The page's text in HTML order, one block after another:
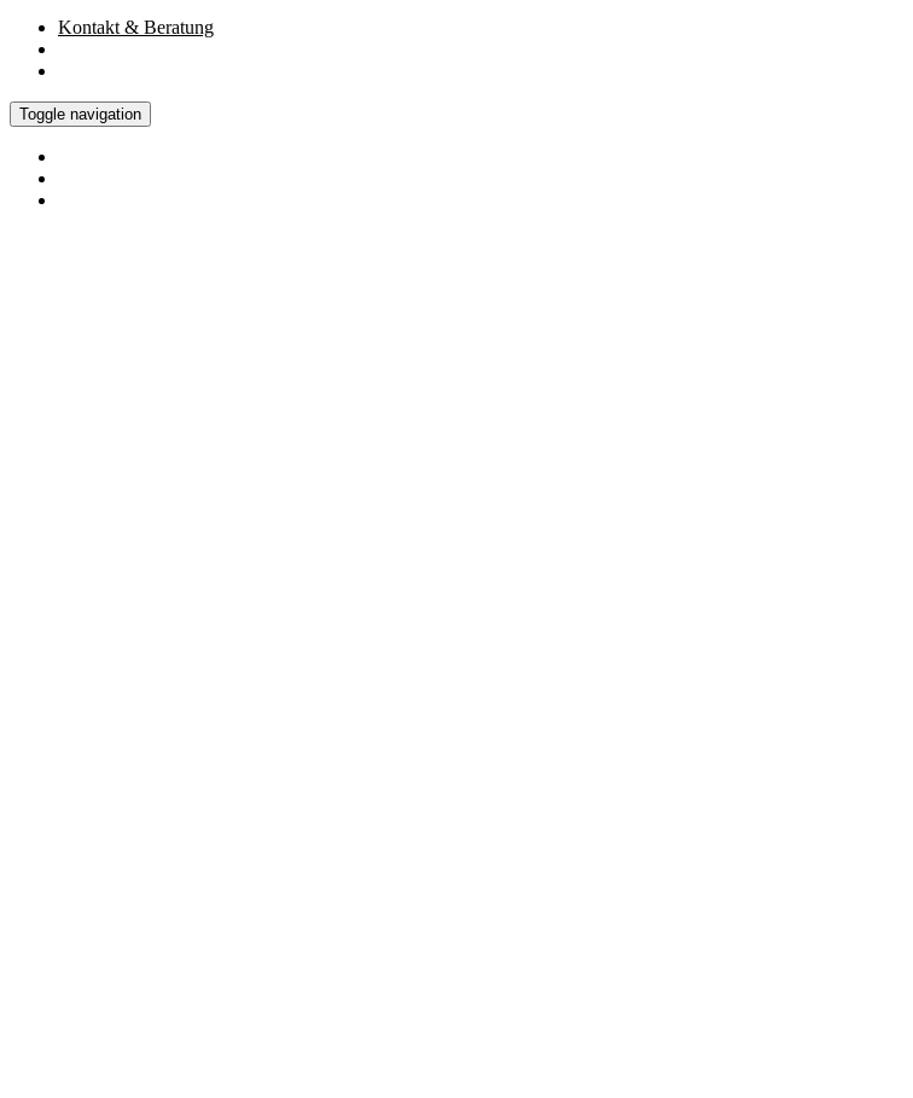
Kontakt & Beratung
Toggle navigation